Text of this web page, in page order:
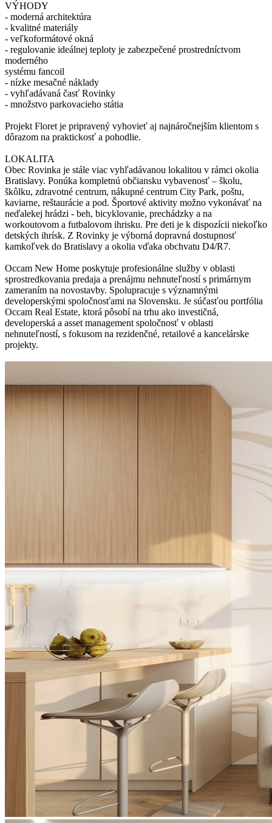
VÝHODY
- moderná architektúra
- kvalitné materiály
- veľkoformátové okná
- regulovanie ideálnej teploty je zabezpečené prostredníctvom
moderného
systému fancoil
- nízke mesačné náklady
- vyhľadávaná časť Rovinky
- množstvo parkovacieho státia
Projekt Floret je pripravený vyhovieť aj najnáročnejším klientom s
dôrazom na praktickosť a pohodlie.
LOKALITA
Obec Rovinka je stále viac vyhľadávanou lokalitou v rámci okolia
Bratislavy. Ponúka kompletnú občiansku vybavenosť – školu,
škôlku, zdravotné centrum, nákupné centrum City Park, poštu,
kaviarne, reštaurácie a pod. Športové aktivity možno vykonávať na
neďalekej hrádzi - beh, bicyklovanie, prechádzky a na
workoutovom a futbalovom ihrisku. Pre deti je k dispozícii niekoľko
detských ihrísk. Z Rovinky je výborná dopravná dostupnosť
kamkoľvek do Bratislavy a okolia vďaka obchvatu D4/R7.
Occam New Home poskytuje profesionálne služby v oblasti
sprostredkovania predaja a prenájmu nehnuteľností s primárnym
zameraním na novostavby. Spolupracuje s významnými
developerskými spoločnosťami na Slovensku. Je súčasťou portfólia
Occam Real Estate, ktorá pôsobí na trhu ako investičná,
developerská a asset management spoločnosť v oblasti
nehnuteľností, s fokusom na rezidenčné, retailové a kancelárske
projekty.